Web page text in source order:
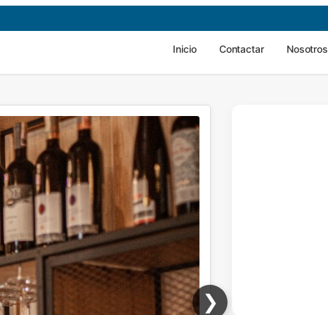
Inicio Contactar Nosotros
❯